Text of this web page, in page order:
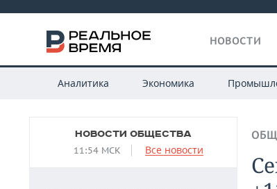
НОВОСТИ
Аналитика Экономика
НОВОСТИ ОБЩЕСТВА
11:54 МСК Все новости